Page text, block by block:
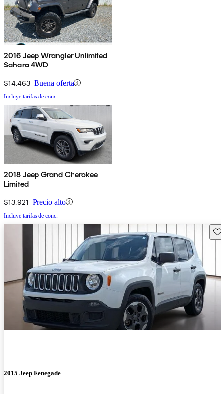
2016 Jeep Wrangler Unlimited
Sahara 4WD
$14,463 Buena oferta
Incluye tarifas de conc.
2018 Jeep Grand Cherokee
Limited
$13,921 Precio alto
Incluye tarifas de conc.
2015 Jeep Renegade